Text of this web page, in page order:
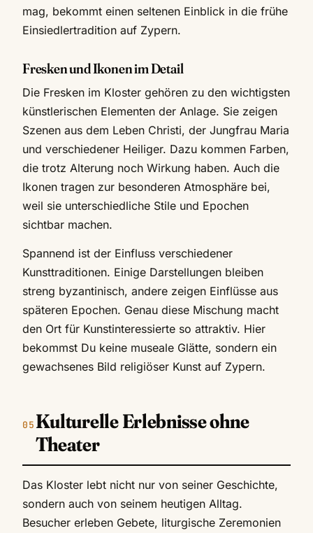
mag, bekommt einen seltenen Einblick in die frühe
Einsiedlertradition auf Zypern.
Fresken und Ikonen im Detail
Die Fresken im Kloster gehören zu den wichtigsten
künstlerischen Elementen der Anlage. Sie zeigen
Szenen aus dem Leben Christi, der Jungfrau Maria
und verschiedener Heiliger. Dazu kommen Farben,
die trotz Alterung noch Wirkung haben. Auch die
Ikonen tragen zur besonderen Atmosphäre bei,
weil sie unterschiedliche Stile und Epochen
sichtbar machen.
Spannend ist der Einfluss verschiedener
Kunsttraditionen. Einige Darstellungen bleiben
streng byzantinisch, andere zeigen Einflüsse aus
späteren Epochen. Genau diese Mischung macht
den Ort für Kunstinteressierte so attraktiv. Hier
bekommst Du keine museale Glätte, sondern ein
gewachsenes Bild religiöser Kunst auf Zypern.
Kulturelle Erlebnisse ohne
Theater
Das Kloster lebt nicht nur von seiner Geschichte,
sondern auch von seinem heutigen Alltag.
Besucher erleben Gebete, liturgische Zeremonien